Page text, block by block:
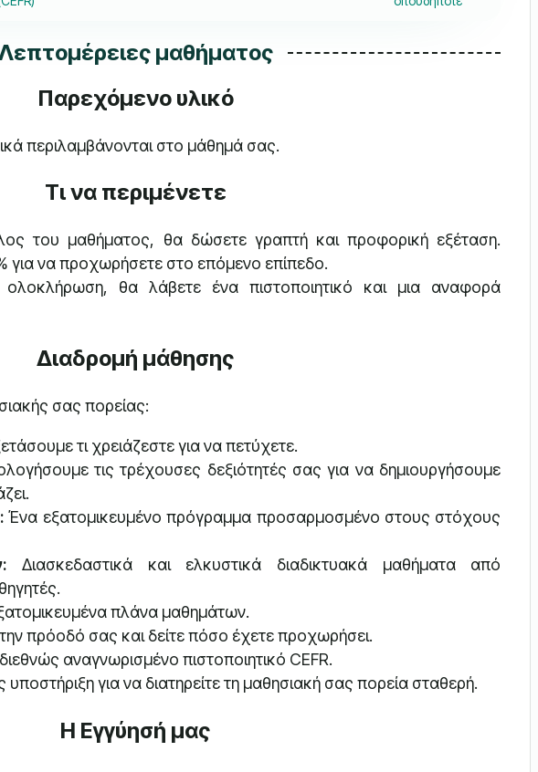
μαθήματος
Παρεχόμενο υλικό
περιλαμβάνονται στο μάθημά σας.
Τι να περιμένετε
του μαθήματος, θα δώσετε γραπτή και προφορική εξέταση.
για να προχωρήσετε στο επόμενο επίπεδο.
θα λάβετε ένα πιστοποιητικό και μια αναφορά
Διαδρομή μάθησης
σας πορείας:
τι χρειάζεστε για να πετύχετε.
τις τρέχουσες δεξιότητές σας για να δημιουργήσουμε
Ένα εξατομικευμένο πρόγραμμα προσαρμοσμένο στους στόχους
Διασκεδαστικά και ελκυστικά διαδικτυακά μαθήματα από
πλάνα μαθημάτων.
πρόοδό σας και δείτε πόσο έχετε προχωρήσει.
αναγνωρισμένο πιστοποιητικό CEFR.
για να διατηρείτε τη μαθησιακή σας πορεία σταθερή.
Η Εγγύησή μας